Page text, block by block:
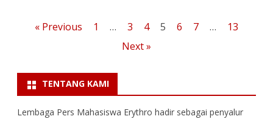
Paginasi
« Previous 1 … 3 4 5 6 7 …
13
Next »
TENTANG KAMI
Lembaga Pers Mahasiswa Erythro hadir sebagai penyalur